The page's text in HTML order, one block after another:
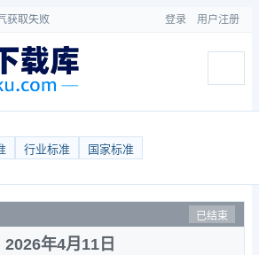
获取失败 登录 用户注册
行业标准 国家标准
已结束
2026年4月11日